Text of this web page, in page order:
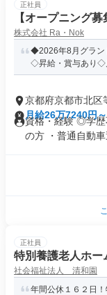
正社員
【オープニング
株式会社 Ra・Nok
◆2026年8月グラン
◇昇給・賞与あり◇
京都府京都市北区
月給26万7240円
資格・経験 ◎学歴
の方 ・普通自動車
正社員
特別養護老人ホー
社会福祉法人 清和園
年間公休１６２日